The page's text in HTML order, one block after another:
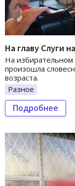
На главу Слуги
На избирательном
произошла
возраста.
Разное
Подробнее